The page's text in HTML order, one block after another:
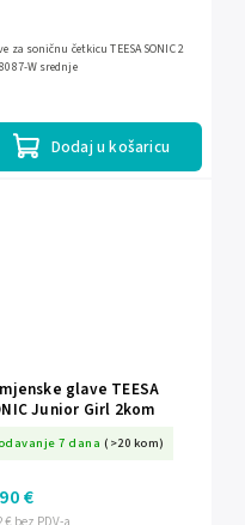
Dodaj u košaricu
za soničnu četkicu TEESA SONIC 2
W srednje
glave TEESA
Junior Girl 2kom
7 dana (>20 kom)
€